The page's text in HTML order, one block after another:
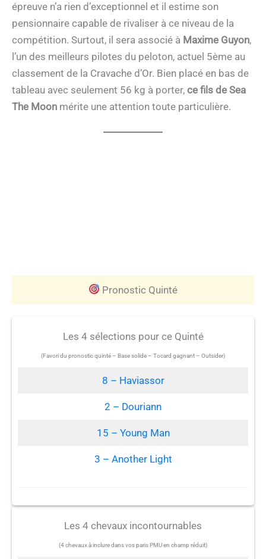
épreuve n’a rien d’exceptionnel et il estime son
pensionnaire capable de rivaliser à ce niveau de la
compétition. Surtout, il sera associé à Maxime Guyon,
l’un des meilleurs pilotes du peloton, actuel 5ème au
classement de la Cravache d’Or. Bien placé en bas de
tableau avec seulement 56 kg à porter, ce fils de Sea
The Moon mérite une attention toute particulière.
Pronostic Quinté
Les 4 sélections pour ce Quinté
(Favori du pronostic quinté – Base solide – Tocard gagnant – Outsider)
8 – Haviassor
2 – Douriann
15 – Young Man
3 – Another Light
Les 4 chevaux incontournables
(4 chevaux à inclure dans vos paris PMU en champ réduit)